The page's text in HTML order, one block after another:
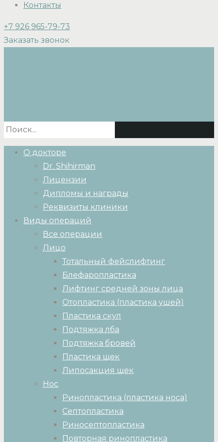
Контакты
+7 926 965-79-73
Заказать звонок
О докторе
Dr. Shihirman
Лицензии
Дипломы и награды
Реквизиты клиники
Виды операций
Все операции
Лицо
Тотальный фейслифтинг
Блефаропластика
Лифтинг средней зоны лица
Отопластика (пластика ушей)
Пластика скул
Подтяжка лба
Подтяжка бровей
Пластика щек
Липосакция щек
Нос
Ринопластика (пластика носа)
Септопластика
Риносептопластика
Повторная ринопластика